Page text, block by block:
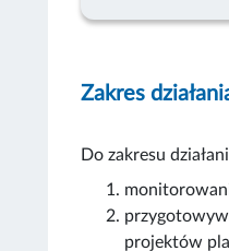
Zakres
Do zakresu
projektów